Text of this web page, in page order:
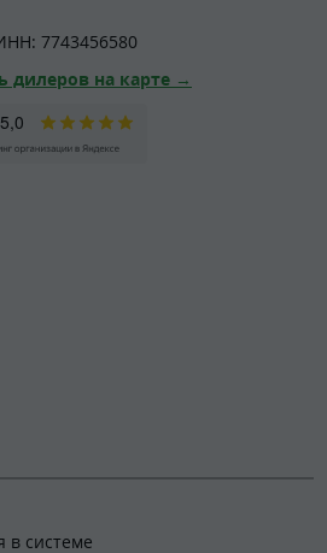
7743456580
дилеров на карте →
в системе